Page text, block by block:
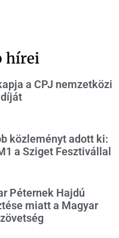
hírei
a CPJ nemzetközi
közleményt adott ki:
a Sziget Fesztivállal
Péternek Hajdú
miatt a Magyar